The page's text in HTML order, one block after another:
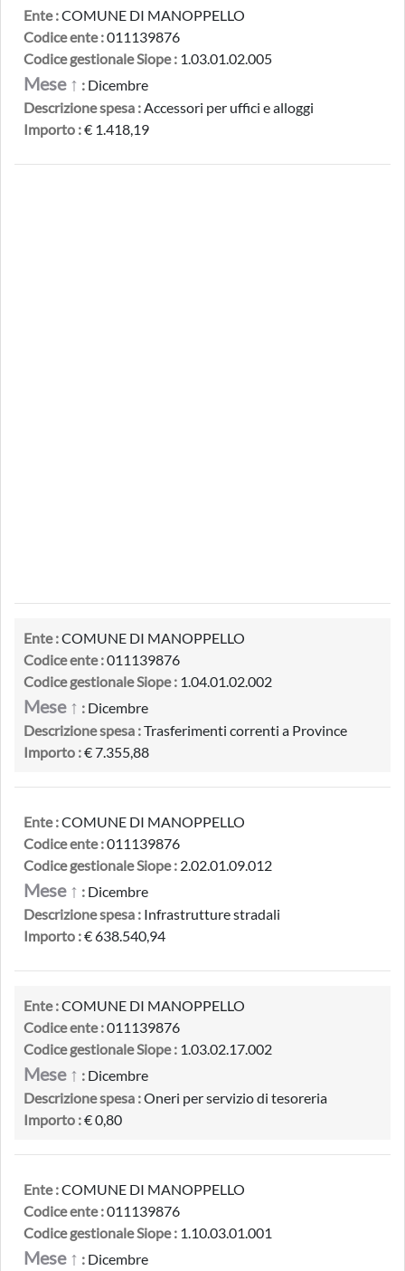
Ente :COMUNE DI MANOPPELLO
Codice ente :011139876
Codice gestionale Siope : 1.03.01.02.005
Mese ↑ : Dicembre
Descrizione spesa :Accessori per uffici e alloggi
Importo :€ 1.418,19
Ente :COMUNE DI MANOPPELLO
Codice ente :011139876
Codice gestionale Siope : 1.04.01.02.002
Mese ↑ : Dicembre
Descrizione spesa :Trasferimenti correnti a Province
Importo :€ 7.355,88
Ente :COMUNE DI MANOPPELLO
Codice ente :011139876
Codice gestionale Siope : 2.02.01.09.012
Mese ↑ : Dicembre
Descrizione spesa : Infrastrutture stradali
Importo :€ 638.540,94
Ente :COMUNE DI MANOPPELLO
Codice ente :011139876
Codice gestionale Siope : 1.03.02.17.002
Mese ↑ : Dicembre
Descrizione spesa :Oneri per servizio di tesoreria
Importo :€ 0,80
Ente :COMUNE DI MANOPPELLO
Codice ente :011139876
Codice gestionale Siope : 1.10.03.01.001
Mese ↑ : Dicembre